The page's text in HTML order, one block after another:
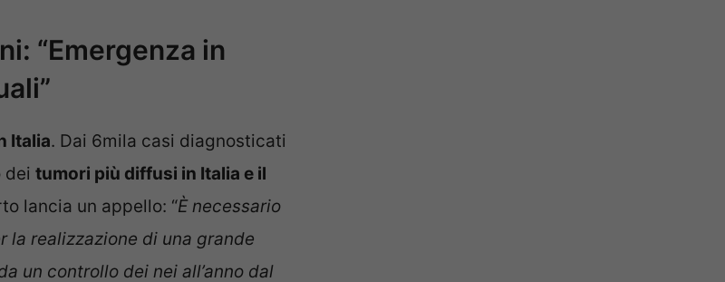
“Emergenza in
Italia. Dai 6mila casi diagnosticati
dei tumori più diffusi in Italia e il
lancia un appello: “È necessario
realizzazione di una grande
un controllo dei nei all’anno dal